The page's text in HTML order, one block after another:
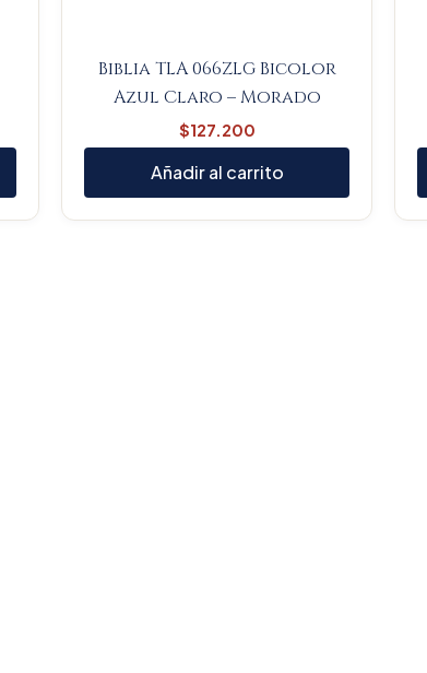
Biblia TLA 066ZLG Bicolor
Azul Claro – Morado
$127.200
Añadir al carrito